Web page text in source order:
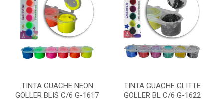
TINTA GUACHE NEON
GOLLER BLIS C/6 G-1617
TINTA GUACHE GLITTE
GOLLER BL C/6 G-1622